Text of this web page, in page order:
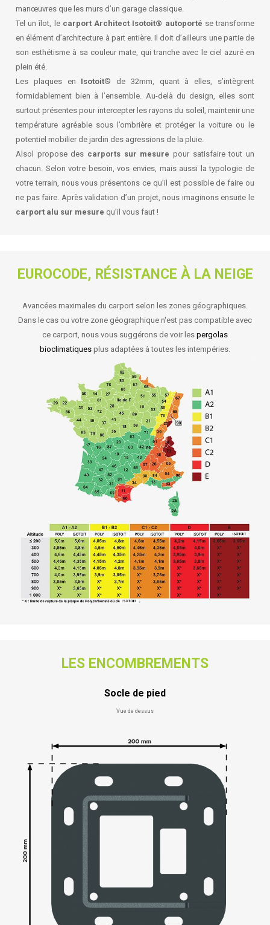
manœuvres que les murs d’un garage classique.
Tel un îlot, le carport Architect Isotoit® autoporté se transforme
en élément d’architecture à part entière. Il doit d’ailleurs une partie de
son esthétisme à sa couleur mate, qui tranche avec le ciel azuré en
plein été.
Les plaques en Isotoit® de 32mm, quant à elles, s’intègrent
formidablement bien à l’ensemble. Au-delà du design, elles sont
surtout présentes pour intercepter les rayons du soleil, maintenir une
température agréable sous l’ombrière et protéger la voiture ou le
potentiel mobilier de jardin des agressions de la pluie.
Alsol propose des carports sur mesure pour satisfaire tout un
chacun. Selon votre besoin, vos envies, mais aussi la typologie de
votre terrain, nous vous présentons ce qu’il est possible de faire ou
ne pas faire. Après validation d’un projet, nous imaginons ensuite le
carport alu sur mesure qu’il vous faut !
EUROCODE, RÉSISTANCE À LA NEIGE
Avancées maximales du carport selon les zones géographiques.
Dans le cas ou votre zone géographique n'est pas compatible avec
ce carport, nous vous suggérons de voir les pergolas
bioclimatiques plus adaptées à toutes les intempéries.
LES ENCOMBREMENTS
Socle de pied
Vue de dessus